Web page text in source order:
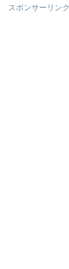
スポンサーリンク